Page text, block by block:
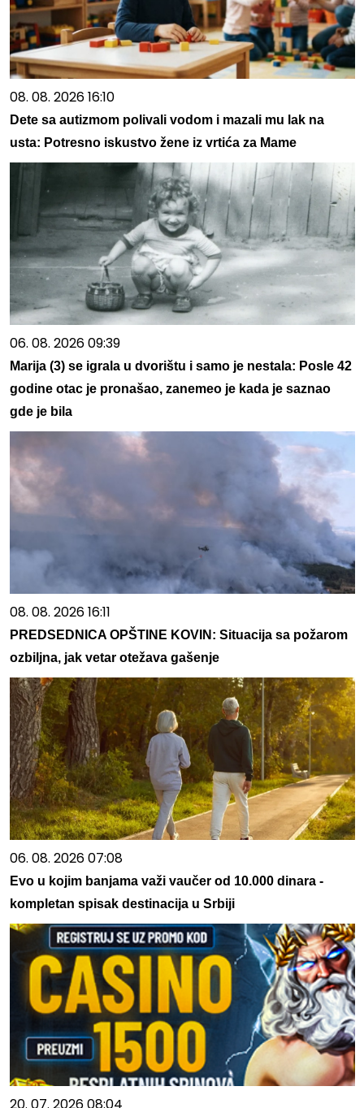
08. 08. 2026 16:10
Dete sa autizmom polivali vodom i mazali mu lak na
usta: Potresno iskustvo žene iz vrtića za Mame
06. 08. 2026 09:39
Marija (3) se igrala u dvorištu i samo je nestala: Posle 42
godine otac je pronašao, zanemeo je kada je saznao
gde je bila
08. 08. 2026 16:11
PREDSEDNICA OPŠTINE KOVIN: Situacija sa požarom
ozbiljna, jak vetar otežava gašenje
06. 08. 2026 07:08
Evo u kojim banjama važi vaučer od 10.000 dinara -
kompletan spisak destinacija u Srbiji